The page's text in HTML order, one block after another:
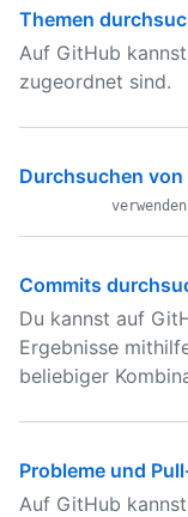
Themen
Auf GitHub
zugeordnet sind.
Durchsuchen von
Commits
Du kannst auf
Ergebnisse
beliebiger
Probleme und
Auf GitHub